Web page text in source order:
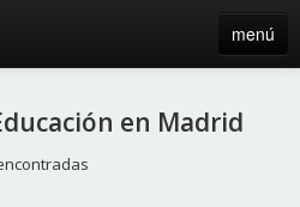
menú
en Madrid